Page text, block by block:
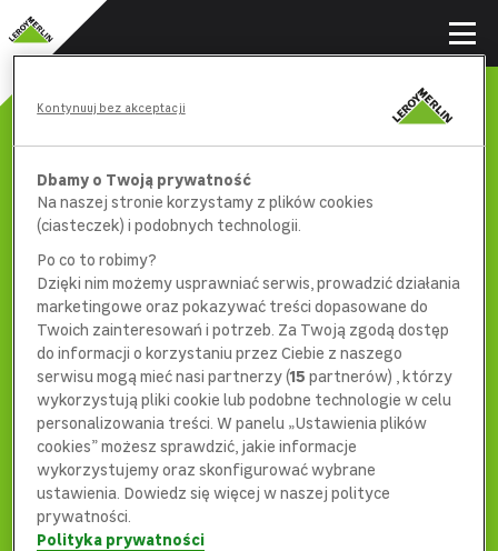
404
Dbamy o Twoją prywatność
Na naszej stronie korzystamy z plików cookies
(ciasteczek) i podobnych technologii.
Po co to robimy?
Dzięki nim możemy usprawniać serwis, prowadzić działania
marketingowe oraz pokazywać treści dopasowane do
Twoich zainteresowań i potrzeb. Za Twoją zgodą dostęp
do informacji o korzystaniu przez Ciebie z naszego
serwisu mogą mieć nasi partnerzy (15 partnerów) , którzy
wykorzystują pliki cookie lub podobne technologie w celu
personalizowania treści. W panelu „Ustawienia plików
cookies” możesz sprawdzić, jakie informacje
wykorzystujemy oraz skonfigurować wybrane
ustawienia. Dowiedz się więcej w naszej polityce
prywatności.
Polityka prywatności
Kontynuuj bez akceptacji